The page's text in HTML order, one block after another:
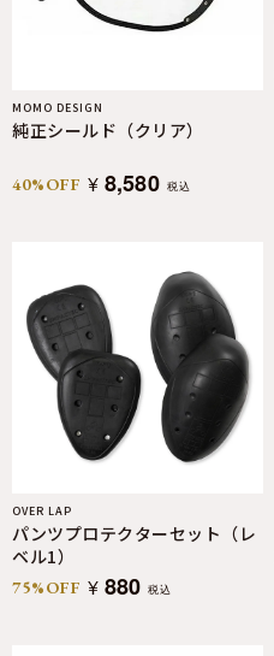
MOMO DESIGN
純正シールド（クリア）
40%OFF ¥ 8,580 税込
OVER LAP
パンツプロテクターセット（レ
ベル1）
75%OFF ¥ 880 税込